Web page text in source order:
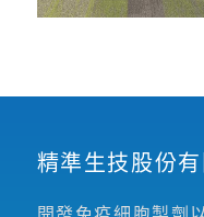
精準生技股份有